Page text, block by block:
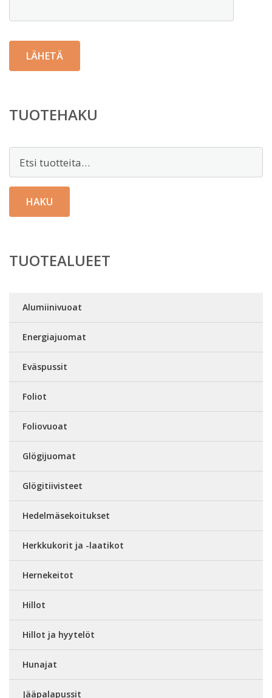
TUOTEHAKU
HAKU
TUOTEALUEET
Alumiinivuoat
Energiajuomat
Eväspussit
Foliot
Foliovuoat
Glögijuomat
Glögitiivisteet
Hedelmäsekoitukset
Herkkukorit ja -laatikot
Hernekeitot
Hillot
Hillot ja hyytelöt
Hunajat
Jääpalapussit